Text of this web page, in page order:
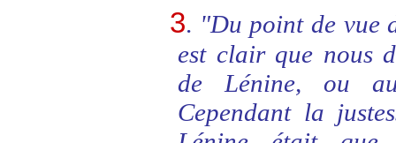
3. "Du point de vue
est clair que nous
de Lénine, ou
Cependant la